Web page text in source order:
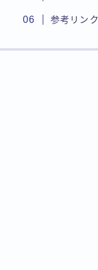
参考リンク